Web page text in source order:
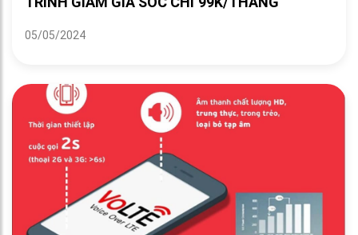
05/05/2024